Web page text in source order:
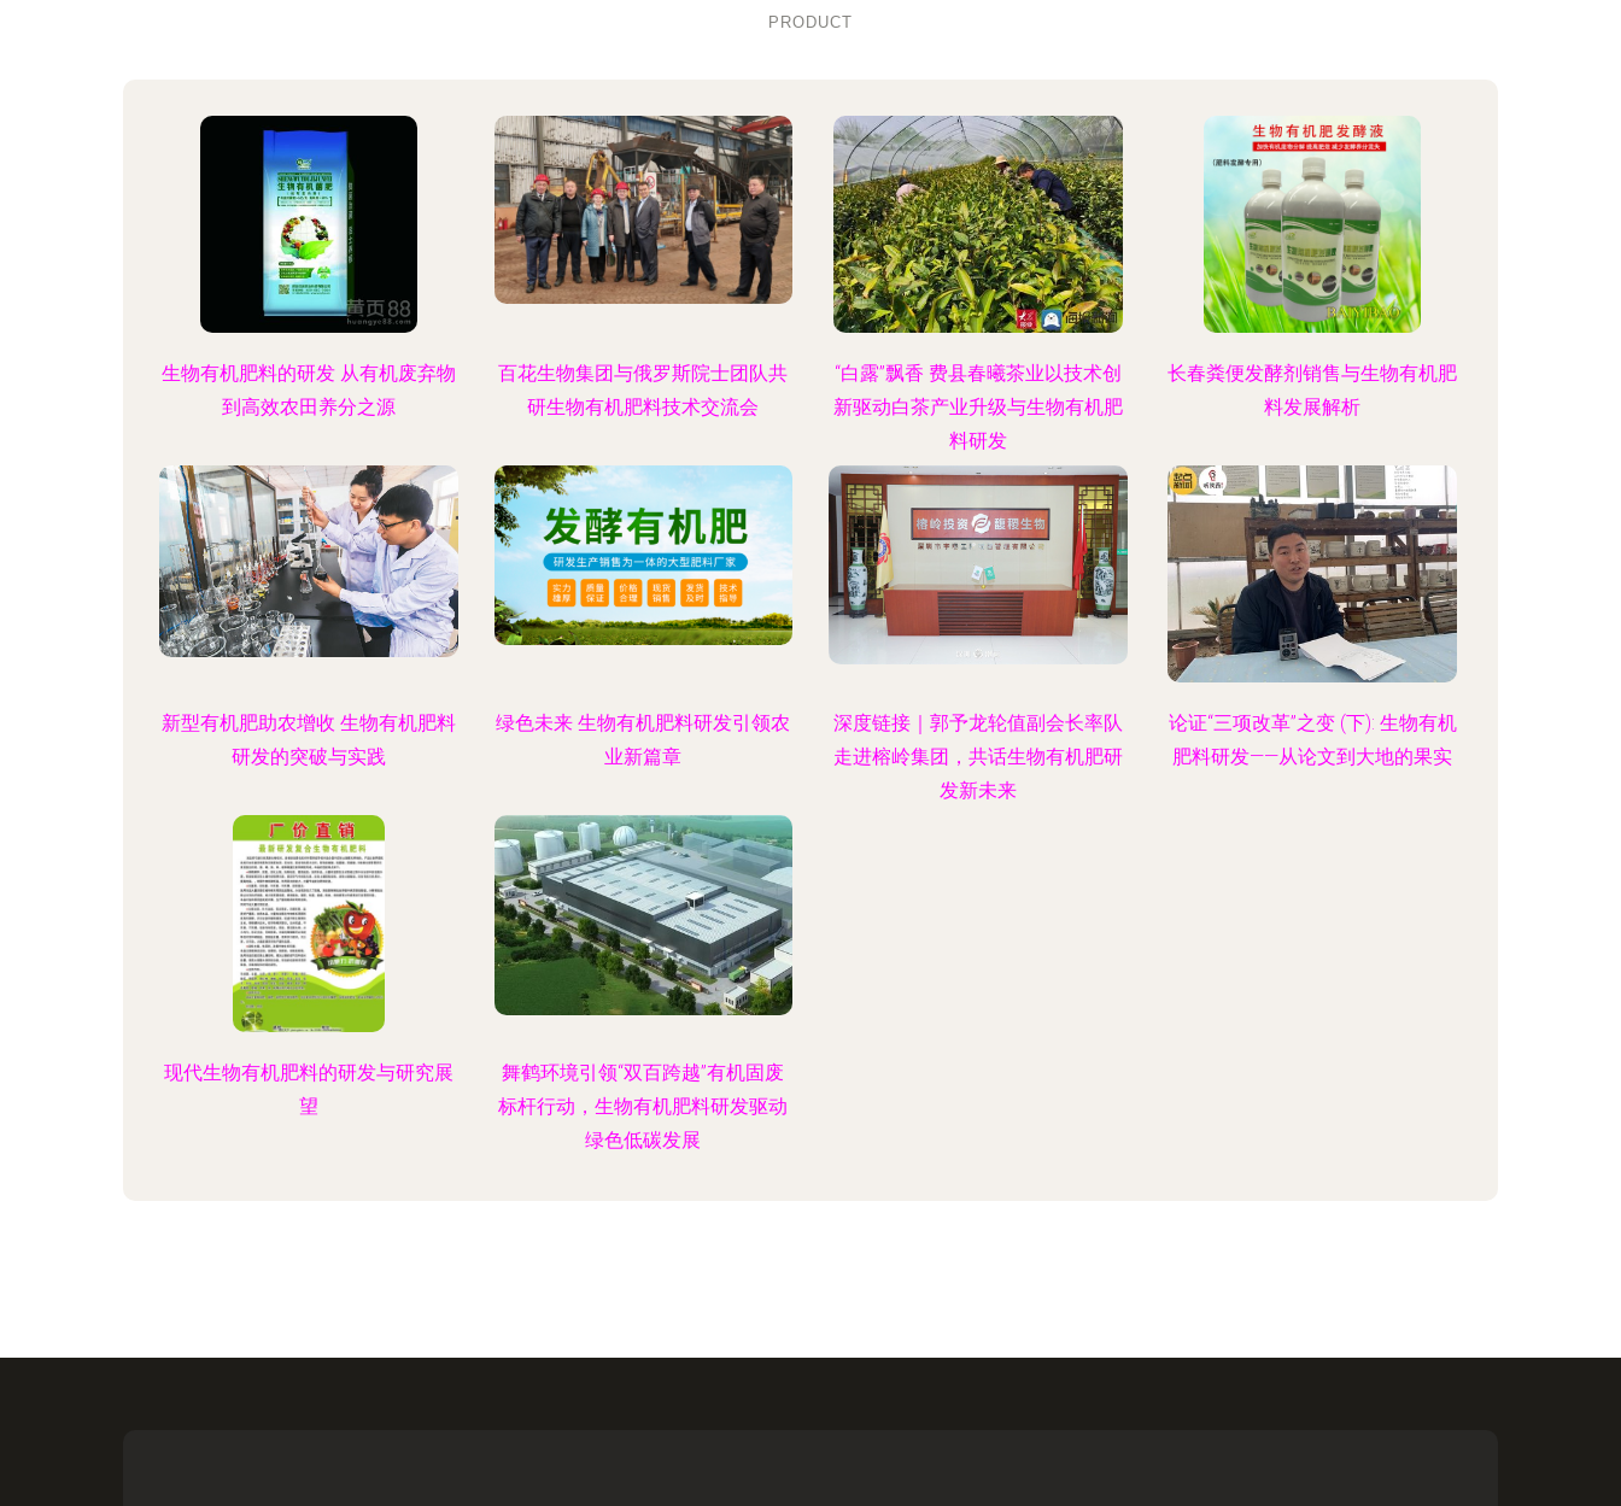
PRODUCT
生物有机肥料的研发 从有机废弃物
到高效农田养分之源
百花生物集团与俄罗斯院士团队共
研生物有机肥料技术交流会
“白露”飘香 费县春曦茶业以技术创
新驱动白茶产业升级与生物有机肥
料研发
长春粪便发酵剂销售与生物有机肥
料发展解析
新型有机肥助农增收 生物有机肥料
研发的突破与实践
绿色未来 生物有机肥料研发引领农
业新篇章
深度链接｜郭予龙轮值副会长率队
走进榕岭集团，共话生物有机肥研
发新未来
论证“三项改革”之变 (下): 生物有机
肥料研发——从论文到大地的果实
现代生物有机肥料的研发与研究展
望
舞鹤环境引领“双百跨越”有机固废
标杆行动，生物有机肥料研发驱动
绿色低碳发展